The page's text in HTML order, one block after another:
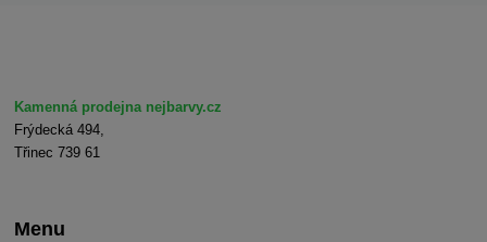
Kamenná prodejna nejbarvy.cz
Frýdecká 494,
Třinec 739 61
Menu